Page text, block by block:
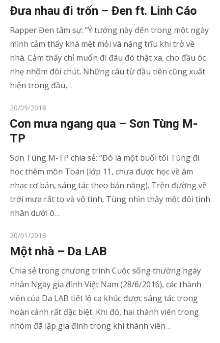
on
Đưa nhau đi trốn – Đen ft. Linh Cáo
Rapper Đen tâm sự: “Ý tưởng này đến trong một ngày
mình cảm thấy khá mệt mỏi và nặng trĩu khi trở về
nhà. Cảm thấy chỉ muốn đi đâu đó thật xa, cho đầu óc
nhẹ nhõm đôi chút. Những câu từ đầu tiên cũng xuất
hiện trong đầu,…
Posted
on
20/09/2018
Cơn mưa ngang qua – Sơn Tùng M-
TP
Sơn Tùng M-TP chia sẻ: “Đó là một buổi tối Tùng đi
học thêm môn Toán (lớp 11, chưa được học về âm
nhạc cơ bản, sáng tác theo bản năng). Trên đường về
trời mưa rất to và vô tình, Tùng nhìn thấy một đôi tình
nhân dưới ô…
Posted
on
20/01/2018
Một nhà – Da LAB
Chia sẻ trong chương trình Cuộc sống thường ngày
nhân Ngày gia đình Việt Nam (28/6/2016), các thành
viên của Da LAB tiết lộ ca khúc được sáng tác trong
hoàn cảnh rất đặc biệt. Khi đó, hai thành viên trong
nhóm đã lập gia đình trong khi thành viên…